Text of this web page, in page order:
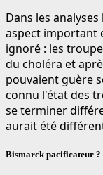
Dans les
aspect important
ignoré : les
du choléra et
pouvaient guère
connu l'état des
se terminer
aurait été
Bismarck pacificateur ?